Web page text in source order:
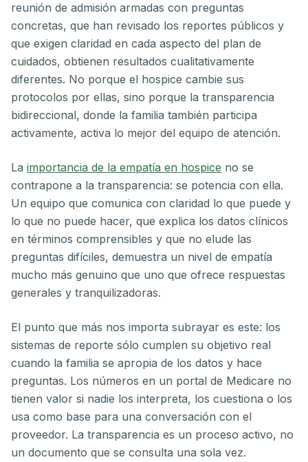
reunión de admisión armadas con preguntas
concretas, que han revisado los reportes públicos y
que exigen claridad en cada aspecto del plan de
cuidados, obtienen resultados cualitativamente
diferentes. No porque el hospice cambie sus
protocolos por ellas, sino porque la transparencia
bidireccional, donde la familia también participa
activamente, activa lo mejor del equipo de atención.
La importancia de la empatía en hospice no se
contrapone a la transparencia: se potencia con ella.
Un equipo que comunica con claridad lo que puede y
lo que no puede hacer, que explica los datos clínicos
en términos comprensibles y que no elude las
preguntas difíciles, demuestra un nivel de empatía
mucho más genuino que uno que ofrece respuestas
generales y tranquilizadoras.
El punto que más nos importa subrayar es este: los
sistemas de reporte sólo cumplen su objetivo real
cuando la familia se apropia de los datos y hace
preguntas. Los números en un portal de Medicare no
tienen valor si nadie los interpreta, los cuestiona o los
usa como base para una conversación con el
proveedor. La transparencia es un proceso activo, no
un documento que se consulta una sola vez.